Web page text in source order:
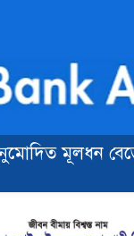
মূলধন